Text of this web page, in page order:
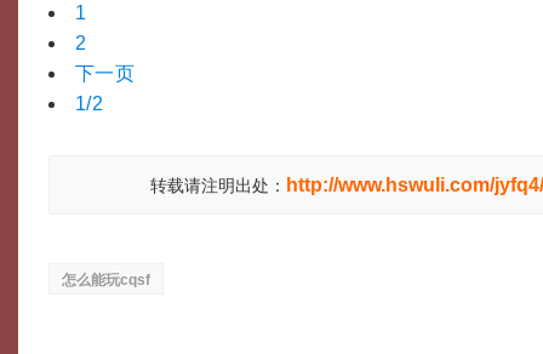
1
2
下一页
1/2
转载请注明出处： http://www.hswuli.com/
怎么能玩cqsf